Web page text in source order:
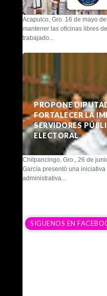
Acapulco, Gro. 16 de mayo
mantener las oficinas libres
trabajado...
PROPONE
FORTALECER LA
SERVIDORES
ELECTORAL
Chilpancingo, Gro., 26 de
García presentó una
administrativa...
SIGUENOS EN